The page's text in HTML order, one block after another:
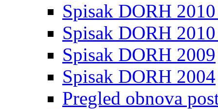
Spisak DORH
Spisak DORH
Spisak DORH 2009
Spisak DORH 2004
Pregled obnova